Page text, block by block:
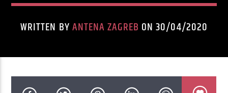
WRITTEN BYANTENA ZAGREB ON 30/04/2020